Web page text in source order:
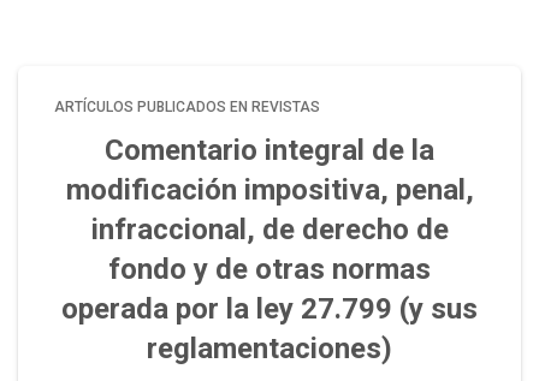
ARTÍCULOS PUBLICADOS EN REVISTAS
Comentario integral de la
modificación impositiva, penal,
infraccional, de derecho de
fondo y de otras normas
operada por la ley 27.799 (y sus
reglamentaciones)